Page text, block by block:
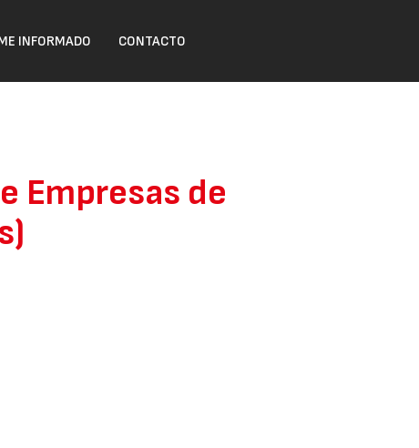
INFORMADO CONTACTO
Empresas de